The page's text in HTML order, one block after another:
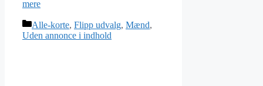
mere
Kategorier
Alle-korte, Flipp udvalg, Mænd,
Uden annonce i indhold